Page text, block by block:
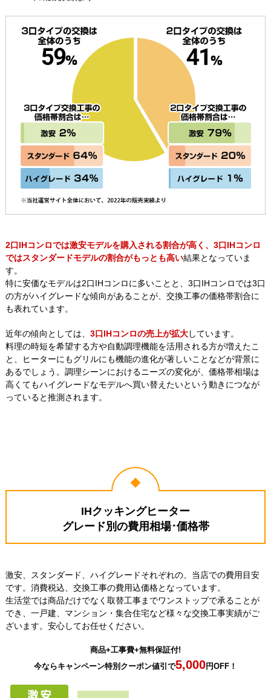
2口IHコンロでは激安モデルを購入される割合が高く、3口IHコンロ
ではスタンダードモデルの割合がもっとも高い結果となっていま
す。
特に安価なモデルは2口IHコンロに多いことと、3口IHコンロでは3口
の方がハイグレードな傾向があることが、交換工事の価格帯割合に
も表れています。
近年の傾向としては、 3口IHコンロの売上が拡大しています。
料理の時短を希望する方や自動調理機能を活用される方が増えたこ
と、ヒーターにもグリルにも機能の進化が著しいことなどが背景に
あるでしょう。調理シーンにおけるニーズの変化が、価格帯相場は
高くてもハイグレードなモデルへ買い替えたいという動きにつなが
っていると推測されます。
IHクッキングヒーター
グレード別の費用相場･価格帯
激安、スタンダード、ハイグレードそれぞれの、当店での費用目安
です。消費税込、交換工事の費用込価格となっています。
生活堂では商品だけでなく取替工事までワンストップで承ることが
でき、一戸建、マンション・集合住宅など様々な交換工事実績がご
ざいます。安心してお任せください。
商品+工事費+無料保証付!
今ならキャンペーン特別クーポン値引で5,000円OFF！